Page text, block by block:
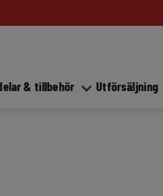
& tillbehör Utförsäljning